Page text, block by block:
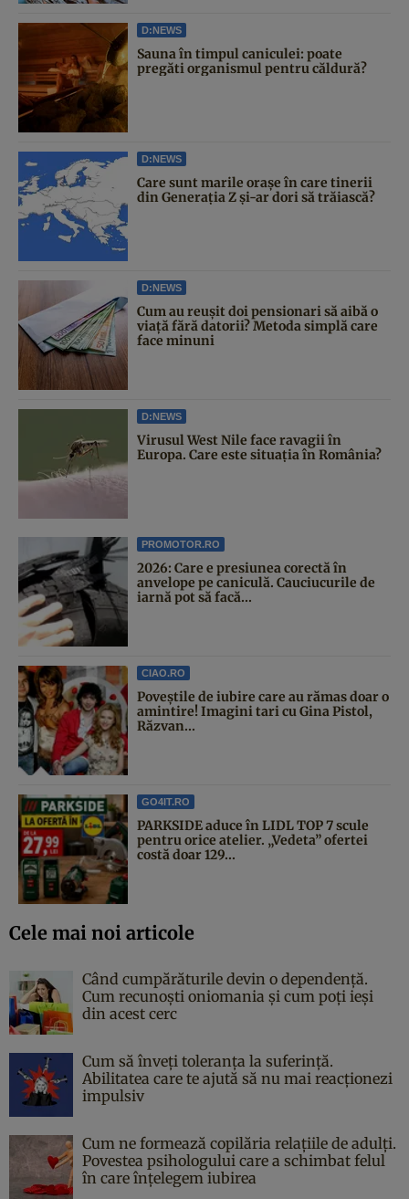
D:NEWS
Sauna în timpul caniculei: poate
pregăti organismul pentru căldură?
D:NEWS
Care sunt marile orașe în care tinerii
din Generația Z și-ar dori să trăiască?
D:NEWS
Cum au reușit doi pensionari să aibă o
viață fără datorii? Metoda simplă care
face minuni
D:NEWS
Virusul West Nile face ravagii în
Europa. Care este situația în România?
PROMOTOR.RO
2026: Care e presiunea corectă în
anvelope pe caniculă. Cauciucurile de
iarnă pot să facă...
CIAO.RO
Poveştile de iubire care au rămas doar o
amintire! Imagini tari cu Gina Pistol,
Răzvan...
GO4IT.RO
PARKSIDE aduce în LIDL TOP 7 scule
pentru orice atelier. „Vedeta” ofertei
costă doar 129...
Cele mai noi articole
Când cumpărăturile devin o dependență.
Cum recunoști oniomania și cum poți ieși
din acest cerc
Cum să înveți toleranța la suferință.
Abilitatea care te ajută să nu mai reacționezi
impulsiv
Cum ne formează copilăria relațiile de adulți.
Povestea psihologului care a schimbat felul
în care înțelegem iubirea